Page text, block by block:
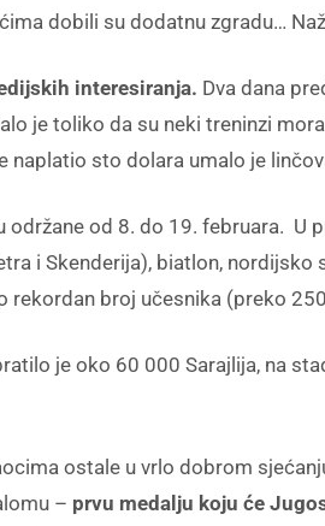
dobili su dodatnu zgradu…
interesiranja. Dva dana
je toliko da su neki treninzi
naplatio sto dolara umalo je
od 8. do 19. februara. U
i Skenderija), biatlon,
rekordan broj učesnika (preko
je oko 60 000 Sarajlija, na
ostale u vrlo dobrom
– prvu medalju koju će